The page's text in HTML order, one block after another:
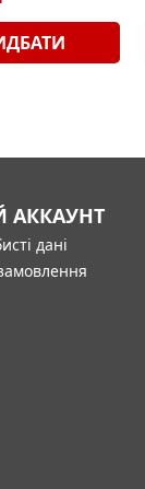
АККАУНТ
дані